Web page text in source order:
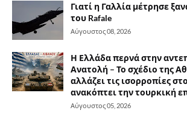
Γιατί η Γαλλία μέτρησε
του Rafale
Αύγουστος 08, 2026
Η Ελλάδα περνά στην
Ανατολή – Το σχέδιο της
αλλάζει τις ισορροπίες
ανακόπτει την τουρκική
Αύγουστος 05, 2026